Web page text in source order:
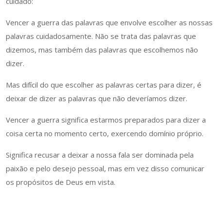
Vencer a guerra das palavras que envolve escolher as nossas
palavras cuidadosamente. Não se trata das palavras que
dizemos, mas também das palavras que escolhemos não
dizer.
Mas difícil do que escolher as palavras certas para dizer, é
deixar de dizer as palavras que não deveríamos dizer.
Vencer a guerra significa estarmos preparados para dizer a
coisa certa no momento certo, exercendo domínio próprio.
Significa recusar a deixar a nossa fala ser dominada pela
paixão e pelo desejo pessoal, mas em vez disso comunicar
os propósitos de Deus em vista.